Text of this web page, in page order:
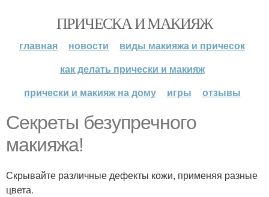
ПРИЧЕСКА И МАКИЯЖ
главная новости
виды макияжа и причесок
как делать прически и макияж
прически и макияж на дому
игры отзывы
Секреты безупречного
макияжа!
Скрывайте различные дефекты кожи, применяя разные
цвета.